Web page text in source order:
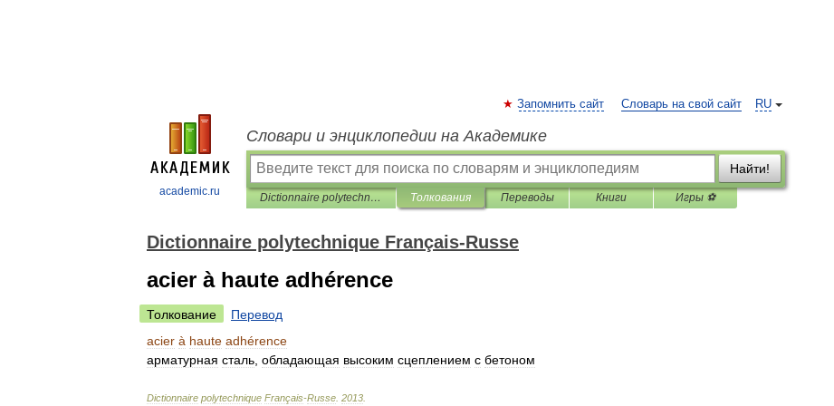
academic.ru
RU
Запомнить сайт Словарь на свой сайт
Словари и энциклопедии на Академике
Найти!
Dictionnaire polytechnique Français-Russe Толкования Переводы Книги Игры ⚽
Dictionnaire polytechnique Français-Russe
acier à haute adhérence
Толкование
Перевод
acier à haute adhérence
арматурная сталь обладающая высоким сцеплением с бетоном
Dictionnaire polytechnique Français-Russe 2013